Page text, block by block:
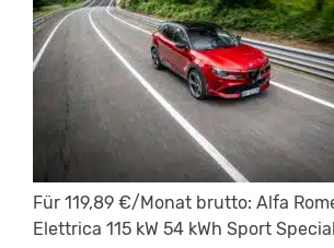
Für 119,89 €/Monat brutto: Alfa
Elettrica 115 kW 54 kWh Sport